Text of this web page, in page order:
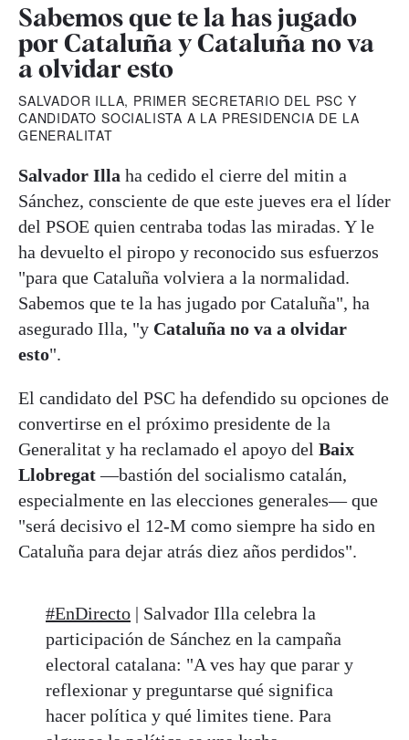
Sabemos que te la has jugado
por Cataluña y Cataluña no va
a olvidar esto
SALVADOR ILLA, PRIMER SECRETARIO DEL PSC Y
CANDIDATO SOCIALISTA A LA PRESIDENCIA DE LA
GENERALITAT
Salvador Illa ha cedido el cierre del mitin a
Sánchez, consciente de que este jueves era el líder
del PSOE quien centraba todas las miradas. Y le
ha devuelto el piropo y reconocido sus esfuerzos
"para que Cataluña volviera a la normalidad.
Sabemos que te la has jugado por Cataluña", ha
asegurado Illa, "y Cataluña no va a olvidar
esto".
El candidato del PSC ha defendido su opciones de
convertirse en el próximo presidente de la
Generalitat y ha reclamado el apoyo del Baix
Llobregat—bastión del socialismo catalán,
especialmente en las elecciones generales— que
"será decisivo el 12-M como siempre ha sido en
Cataluña para dejar atrás diez años perdidos".
#EnDirecto | Salvador Illa celebra la
participación de Sánchez en la campaña
electoral catalana: "A ves hay que parar y
reflexionar y preguntarse qué significa
hacer política y qué limites tiene. Para